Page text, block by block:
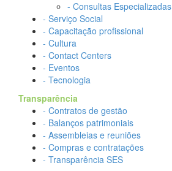
- Consultas Especializadas
- Serviço Social
- Capacitação profissional
- Cultura
- Contact Centers
- Eventos
- Tecnologia
Transparência
- Contratos de gestão
- Balanços patrimoniais
- Assembleias e reuniões
- Compras e contratações
- Transparência SES